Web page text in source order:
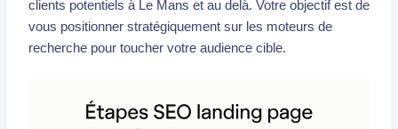
clients potentiels à Le Mans et au delà. Votre objectif est de
vous positionner stratégiquement sur les moteurs de
recherche pour toucher votre audience cible.